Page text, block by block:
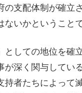
の支配体制が確立
いかということで
としての地位を確
が深く関与してい
持者たちによって